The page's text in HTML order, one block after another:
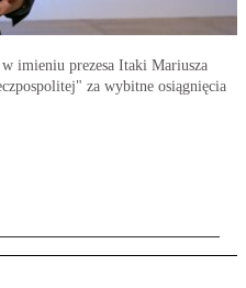
imieniu prezesa Itaki Mariusza
za wybitne osiągnięcia